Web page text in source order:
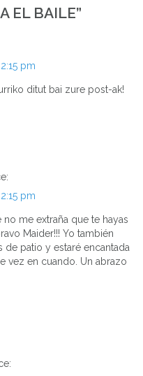
EL BAILE”
pm
ditut bai zure post-ak!
pm
no me extraña que te hayas
Maider!!! Yo también
de patio y estaré encantada
vez en cuando. Un abrazo